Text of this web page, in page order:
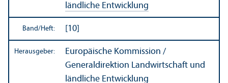
ländliche Entwicklung
Band/Heft: [10]
Herausgeber:
Europäische Kommission /
Generaldirektion Landwirtschaft und
ländliche Entwicklung